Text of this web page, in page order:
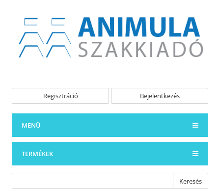
Regisztráció Bejelentkezés
MENÜ
TERMÉKEK
Keresés